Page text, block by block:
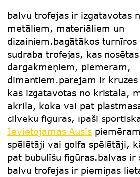
balvu trofejas ir izgatavotas
metāliem, materiāliem un
dizainiem.bagātākos turnīros
sudraba trofejas, kas
dārgakmeņiem, piemēram,
dimantiem.pārējām ir krūzes
kas izgatavotas no kristāla,
akrila, koka vai pat
cilvēku figūras, īpaši
Ievietojamas Ausīs
spēlētāji vai golfa spēlētāji,
pat bubulīšu figūras.balvas ir
balvu trofejas ir piemiņas